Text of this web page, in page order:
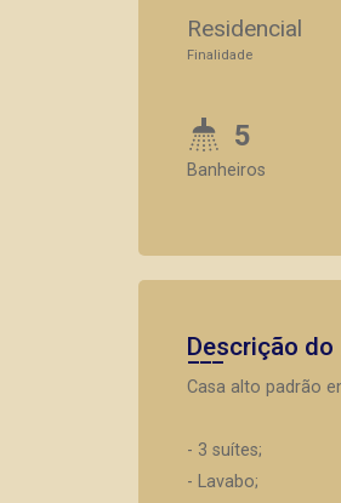
Residencial
Finalidade
5
Banheiros
Descrição do
Casa alto padrão
- 3 suítes;
- Lavabo;